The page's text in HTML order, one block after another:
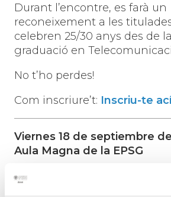
Durant l’encontre, es farà un
reconeixement a les
celebren 25/30 anys des de
graduació en
No t’ho perdes!
Com inscriure’t: Inscriu-te
Viernes 18 de septiembre
Aula Magna de la EPSG
Si te titulaste en
Escuela Politécnica